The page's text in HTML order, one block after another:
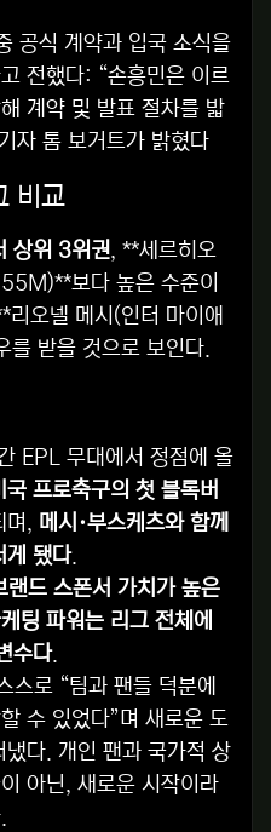
공식 계약과 입국 소식을
전했다: “손흥민은 이르
계약 및 발표 절차를 밟
자 톰 보거트가 밝혔다
비교
상위 3위권, **세르히오
보다 높은 수준이
오넬 메시(인터 마이애
를 받을 것으로 보인다.
EPL 무대에서 정점에 올
국 프로축구의 첫 블록버
며, 메시·부스케츠와 함께
게 됐다.
드 스폰서 가치가 높은
팅 파워는 리그 전체에
수다.
스로 “팀과 팬들 덕분에
수 있었다”며 새로운 도
다. 개인 팬과 국가적 상
아닌, 새로운 시작이라